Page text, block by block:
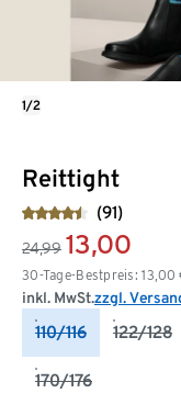
Reittight
(91)
24,99 13,00
30-Tage-Bestpreis: 13,00
inkl. MwSt.zzgl.
110/116 122/128
170/176
1/2